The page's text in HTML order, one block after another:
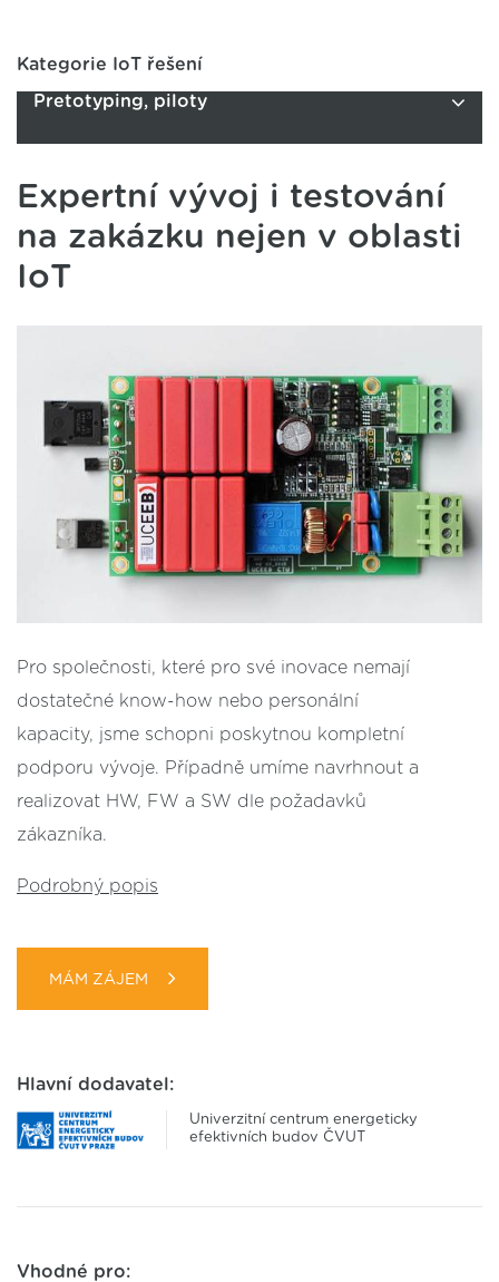
Kategorie IoT řešení
Pretotyping, piloty
Expertní vývoj i testování
na zakázku nejen v oblasti
IoT
Pro společnosti, které pro své inovace nemají
dostatečné know-how nebo personální
kapacity, jsme schopni poskytnou kompletní
podporu vývoje. Případně umíme navrhnout a
realizovat HW, FW a SW dle požadavků
zákazníka.
Podrobný popis
MÁM ZÁJEM
Hlavní dodavatel:
Univerzitní centrum energeticky
efektivních budov ČVUT
Vhodné pro: